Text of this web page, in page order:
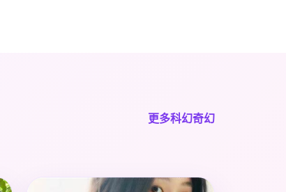
更多科幻奇幻